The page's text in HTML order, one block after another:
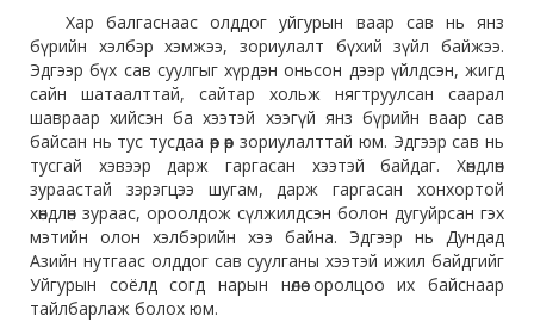
Хар балгаснаас олддог уйгурын ваар сав нь янз
бүрийн хэлбэр хэмжээ, зориулалт бүхий зүйл байжээ.
Эдгээр бүх сав суулгыг хүрдэн оньсон дээр үйлдсэн, жигд
сайн шатаалттай, сайтар хольж нягтруулсан саарал
шавраар хийсэн ба хээтэй хээгүй янз бүрийн ваар сав
байсан нь тус тусдаа өөр өөр зориулалттай юм. Эдгээр сав нь
тусгай хэвээр дарж гаргасан хээтэй байдаг. Хөндлөн
зураастай зэрэгцээ шугам, дарж гаргасан хонхортой
хөндлөн зураас, ороолдож сүлжилдсэн болон дугуйрсан гэх
мэтийн олон хэлбэрийн хээ байна. Эдгээр нь Дундад
Азийн нутгаас олддог сав суулганы хээтэй ижил байдгийг
Уйгурын соёлд согд нарын нөлөө оролцоо их байснаар
тайлбарлаж болох юм.